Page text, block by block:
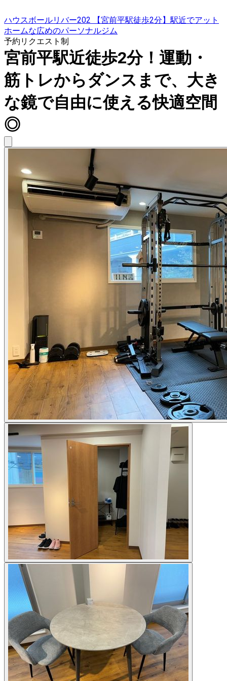
ハウスボールリバー202 【宮前平駅徒歩2分】駅近でアット
ホームな広めのパーソナルジム
予約リクエスト制
宮前平駅近徒歩2分！運動・
筋トレからダンスまで、大き
な鏡で自由に使える快適空間
◎